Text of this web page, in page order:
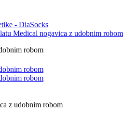
- DiaSocks
Medical nogavica z udobnim robom